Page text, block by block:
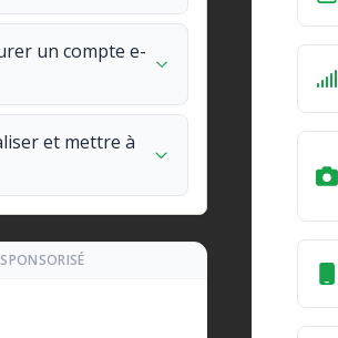
un compte e-
et mettre à